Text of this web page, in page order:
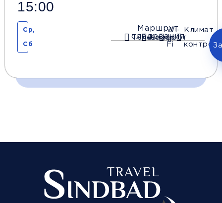
15:00
Ср,
Сб
Телевизор
Комфорт
Wi-
Fi
Климат
контроль
Маршрут
следования
Старооскольский)
Комфорт